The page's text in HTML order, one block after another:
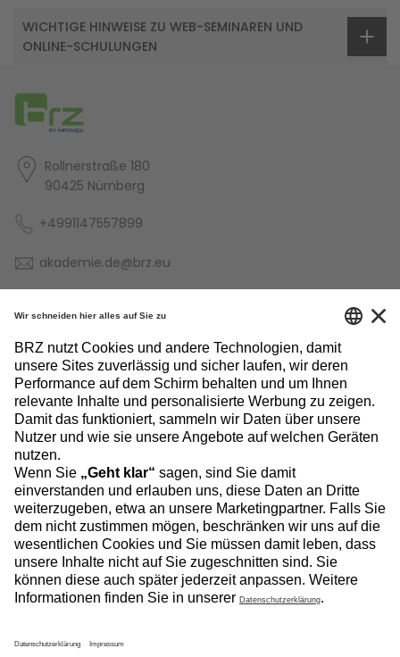
WICHTIGE HINWEISE ZU WEB-SEMINAREN UND
ONLINE-SCHULUNGEN
Rollnerstraße 180
90425 Nürnberg
+4991147557899
akademie.de@brz.eu
INFORMATIONEN
NÜTZLICHE LINKS
NEWSLETTER ABONNIEREN
©BRZ Deutschland GmbH
Die BRZ-Gruppe ist ein Unternehmensverbund der
Datenschutz